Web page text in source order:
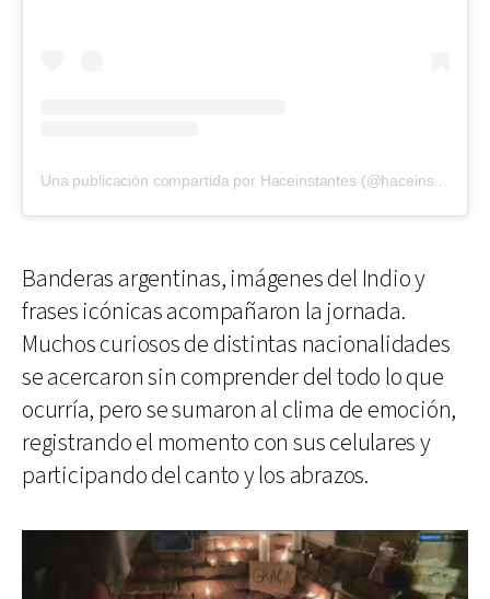
Banderas argentinas, imágenes del Indio y
frases icónicas acompañaron la jornada.
Muchos curiosos de distintas nacionalidades
se acercaron sin comprender del todo lo que
ocurría, pero se sumaron al clima de emoción,
registrando el momento con sus celulares y
participando del canto y los abrazos.